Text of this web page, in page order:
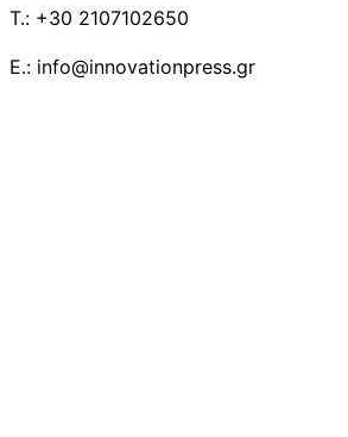
T.: +30 2107102650
E.: info@innovationpress.gr